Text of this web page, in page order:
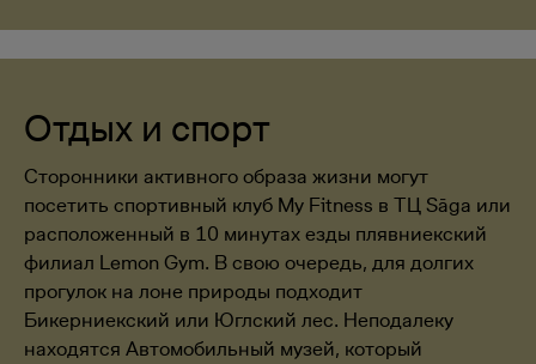
Отдых и спорт
Сторонники активного образа жизни могут
посетить спортивный клуб My Fitness в ТЦ Sāga или
расположенный в 10 минутах езды плявниекский
филиал Lemon Gym. В свою очередь, для долгих
прогулок на лоне природы подходит
Бикерниекский или Юглский лес. Неподалеку
находятся Автомобильный музей, который